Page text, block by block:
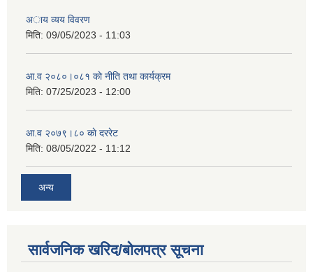
अाय व्यय विवरण
मिति: 09/05/2023 - 11:03
आ.व २०८०।०८१ काे नीति तथा कार्यक्रम
मिति: 07/25/2023 - 12:00
आ.व २०७९।८० काे दररेट
मिति: 08/05/2022 - 11:12
अन्य
सार्वजनिक खरिद/बोलपत्र सूचना